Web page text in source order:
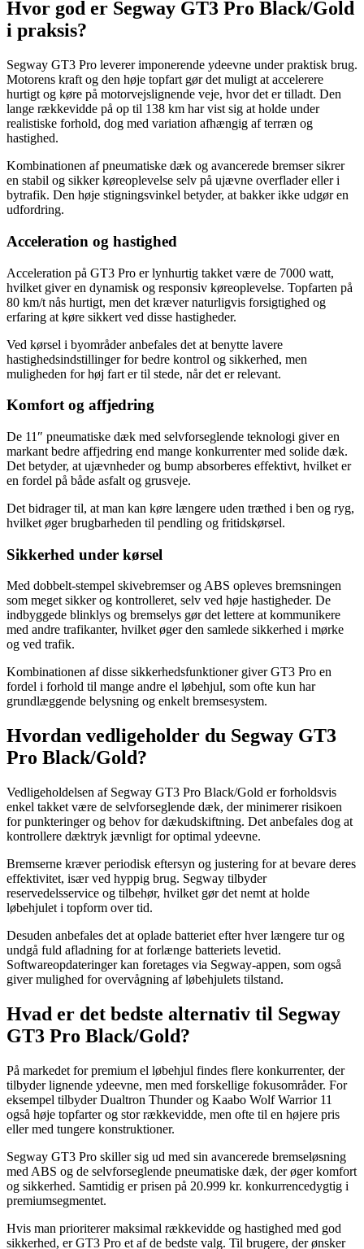
Hvor god er Segway GT3 Pro Black/Gold
i praksis?
Segway GT3 Pro leverer imponerende ydeevne under praktisk brug.
Motorens kraft og den høje topfart gør det muligt at accelerere
hurtigt og køre på motorvejslignende veje, hvor det er tilladt. Den
lange rækkevidde på op til 138 km har vist sig at holde under
realistiske forhold, dog med variation afhængig af terræn og
hastighed.
Kombinationen af pneumatiske dæk og avancerede bremser sikrer
en stabil og sikker køreoplevelse selv på ujævne overflader eller i
bytrafik. Den høje stigningsvinkel betyder, at bakker ikke udgør en
udfordring.
Acceleration og hastighed
Acceleration på GT3 Pro er lynhurtig takket være de 7000 watt,
hvilket giver en dynamisk og responsiv køreoplevelse. Topfarten på
80 km/t nås hurtigt, men det kræver naturligvis forsigtighed og
erfaring at køre sikkert ved disse hastigheder.
Ved kørsel i byområder anbefales det at benytte lavere
hastighedsindstillinger for bedre kontrol og sikkerhed, men
muligheden for høj fart er til stede, når det er relevant.
Komfort og affjedring
De 11″ pneumatiske dæk med selvforseglende teknologi giver en
markant bedre affjedring end mange konkurrenter med solide dæk.
Det betyder, at ujævnheder og bump absorberes effektivt, hvilket er
en fordel på både asfalt og grusveje.
Det bidrager til, at man kan køre længere uden træthed i ben og ryg,
hvilket øger brugbarheden til pendling og fritidskørsel.
Sikkerhed under kørsel
Med dobbelt-stempel skivebremser og ABS opleves bremsningen
som meget sikker og kontrolleret, selv ved høje hastigheder. De
indbyggede blinklys og bremselys gør det lettere at kommunikere
med andre trafikanter, hvilket øger den samlede sikkerhed i mørke
og ved trafik.
Kombinationen af disse sikkerhedsfunktioner giver GT3 Pro en
fordel i forhold til mange andre el løbehjul, som ofte kun har
grundlæggende belysning og enkelt bremsesystem.
Hvordan vedligeholder du Segway GT3
Pro Black/Gold?
Vedligeholdelsen af Segway GT3 Pro Black/Gold er forholdsvis
enkel takket være de selvforseglende dæk, der minimerer risikoen
for punkteringer og behov for dækudskiftning. Det anbefales dog at
kontrollere dæktryk jævnligt for optimal ydeevne.
Bremserne kræver periodisk eftersyn og justering for at bevare deres
effektivitet, især ved hyppig brug. Segway tilbyder
reservedelsservice og tilbehør, hvilket gør det nemt at holde
løbehjulet i topform over tid.
Desuden anbefales det at oplade batteriet efter hver længere tur og
undgå fuld afladning for at forlænge batteriets levetid.
Softwareopdateringer kan foretages via Segway-appen, som også
giver mulighed for overvågning af løbehjulets tilstand.
Hvad er det bedste alternativ til Segway
GT3 Pro Black/Gold?
På markedet for premium el løbehjul findes flere konkurrenter, der
tilbyder lignende ydeevne, men med forskellige fokusområder. For
eksempel tilbyder Dualtron Thunder og Kaabo Wolf Warrior 11
også høje topfarter og stor rækkevidde, men ofte til en højere pris
eller med tungere konstruktioner.
Segway GT3 Pro skiller sig ud med sin avancerede bremseløsning
med ABS og de selvforseglende pneumatiske dæk, der øger komfort
og sikkerhed. Samtidig er prisen på 20.999 kr. konkurrencedygtig i
premiumsegmentet.
Hvis man prioriterer maksimal rækkevidde og hastighed med god
sikkerhed, er GT3 Pro et af de bedste valg. Til brugere, der ønsker